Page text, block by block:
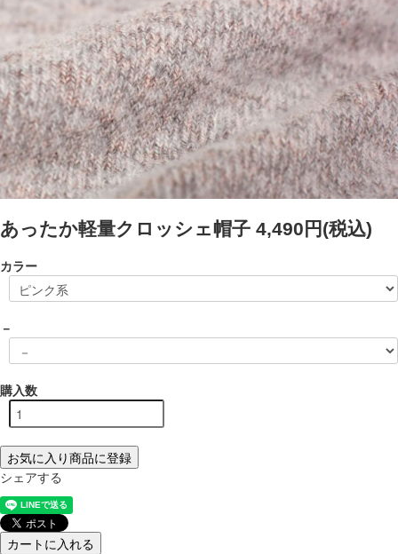
あったか軽量クロッシェ帽子 4,490円(税込)
カラー
－
購入数
お気に入り商品に登録
シェアする
カートに入れる